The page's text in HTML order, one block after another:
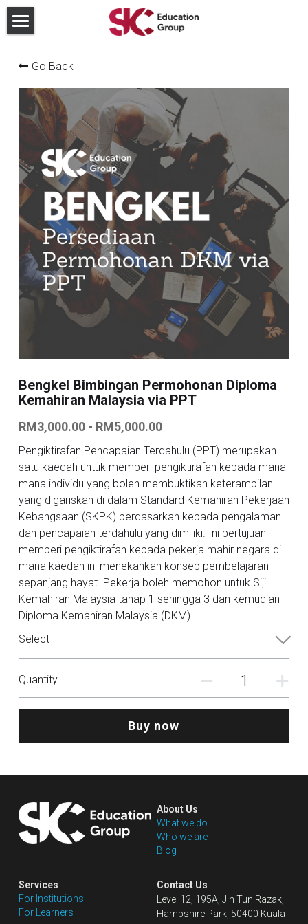
Partnership
Blog
Contact Us
Search
Send us a Whatsapp
Go Back
Bengkel Bimbingan Permohonan Diploma
Kemahiran Malaysia via PPT
RM3,000.00 - RM5,000.00
Pengiktirafan Pencapaian Terdahulu (PPT) merupakan
satu kaedah untuk memberi pengiktirafan kepada mana-
mana individu yang boleh membuktikan keterampilan
yang digariskan di dalam Standard Kemahiran Pekerjaan
Kebangsaan (SKPK) berdasarkan kepada pengalaman
dan pencapaian terdahulu yang dimiliki. Ini bertujuan
memberi pengiktirafan kepada pekerja mahir negara di
mana kaedah ini menekankan konsep pembelajaran
sepanjang hayat. Pekerja boleh memohon untuk Sijil
Kemahiran Malaysia tahap 1 sehingga 3 dan kemudian
Diploma Kemahiran Malaysia (DKM).
Select
Quantity
Buy now
About Us
What we do
Who we are
Blog
Services
For Institutions
For Learners
Contact Us
Level 12, 195A, Jln Tun Razak,
Hampshire Park, 50400 Kuala
STORE CATEGORIES
All Categories